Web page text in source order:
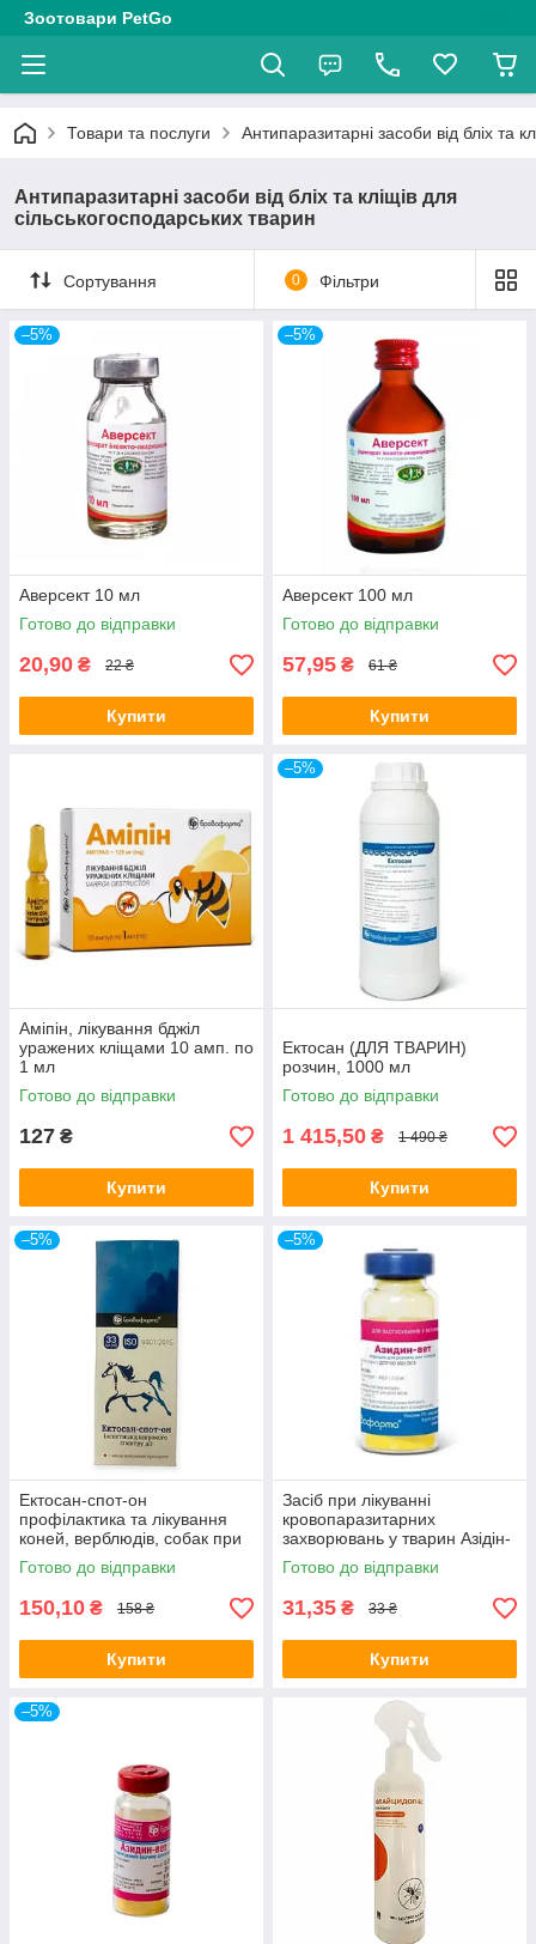
Зоотовари PetGo
Товари та послуги Антипаразитарні засоби від бліх та
Антипаразитарні засоби від бліх та кліщів для
сільськогосподарських тварин
Сортування 0 Фільтри
–5%
Аверсект 10 мл
Готово до відправки
20,90 ₴ 22 ₴
Купити
–5%
Аверсект 100 мл
Готово до відправки
57,95 ₴ 61 ₴
Купити
Аміпін, лікування бджіл
уражених кліщами 10 амп. по
1 мл
Готово до відправки
127 ₴
Купити
–5%
Ектосан (ДЛЯ ТВАРИН)
розчин, 1000 мл
Готово до відправки
1 415,50 ₴ 1 490 ₴
Купити
–5%
Ектосан-спот-он
профілактика та лікування
коней, верблюдів, собак при
ураженні ектопаразитами, 33
мл
Готово до відправки
150,10 ₴ 158 ₴
Купити
–5%
Засіб при лікуванні
кровопаразитарних
захворювань у тварин Азідін-
Вет 0,24 г
Готово до відправки
31,35 ₴ 33 ₴
Купити
–5%